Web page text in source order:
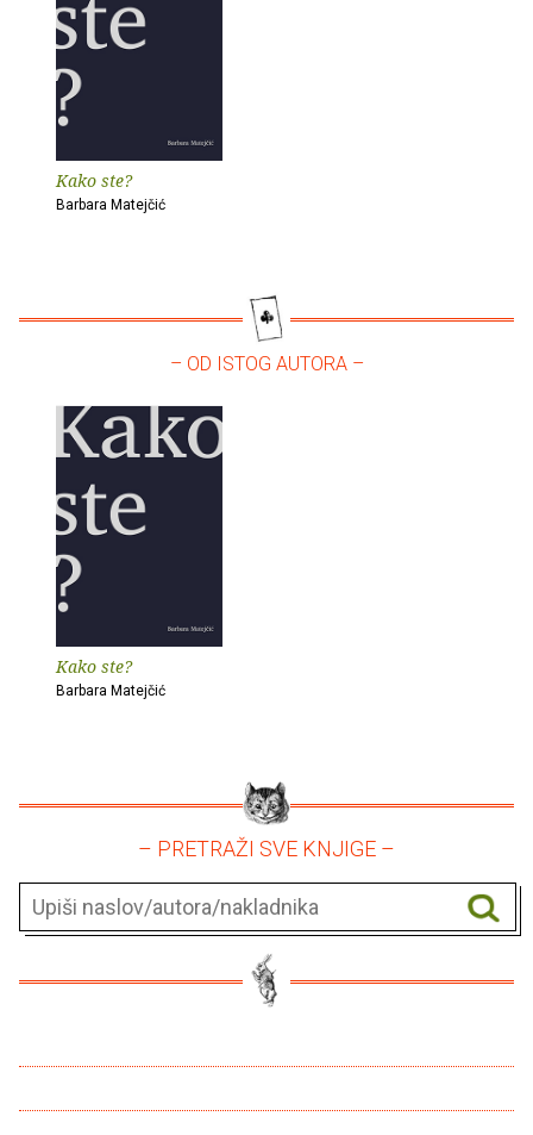
Kako ste?
Barbara Matejčić
– OD ISTOG AUTORA –
Kako ste?
Barbara Matejčić
– PRETRAŽI SVE KNJIGE –